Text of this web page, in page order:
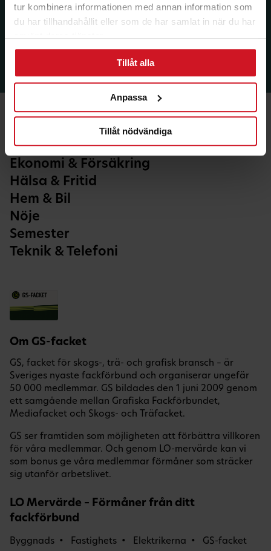
tur kombinera informationen med annan information som
du har tillhandahållit eller som de har samlat in när du har
använt deras tjänster.
Tillåt alla
Anpassa
Tillåt nödvändiga
Ekonomi & Försäkring
Hälsa & Fritid
Hem & Bil
Nöje
Semester
Teknik & Telefoni
Om GS-facket
GS, facket för skogs-, trä- och grafisk bransch – är
Sveriges nyaste fackförbund och organiserar ungefär
50 000 medlemmar. GS bildades den 1 juni 2009 genom
ett samgående mellan Grafiska Fackförbundet,
Mediafacket och Skogs- och Träfacket.
GS ser framtiden som möjligheten att förbättra villkoren
för våra medlemmar. Och genom LO-mervärde kan vi
som bonus ge våra medlemmar förmåner som sträcker
sig utanför arbetslivet.
LO Mervärde – Förmåner från ditt
fackförbund
Byggnads Fastighets Elektrikerna GS-facket